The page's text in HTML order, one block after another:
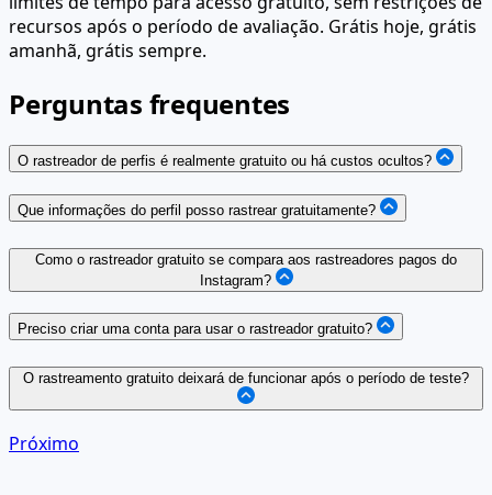
recursos após o período de avaliação. Grátis hoje, grátis
amanhã, grátis sempre.
Perguntas frequentes
O rastreador de perfis é realmente gratuito ou há custos ocultos?
Que informações do perfil posso rastrear gratuitamente?
Como o rastreador gratuito se compara aos rastreadores pagos do
Instagram?
Preciso criar uma conta para usar o rastreador gratuito?
O rastreamento gratuito deixará de funcionar após o período de teste?
Próximo